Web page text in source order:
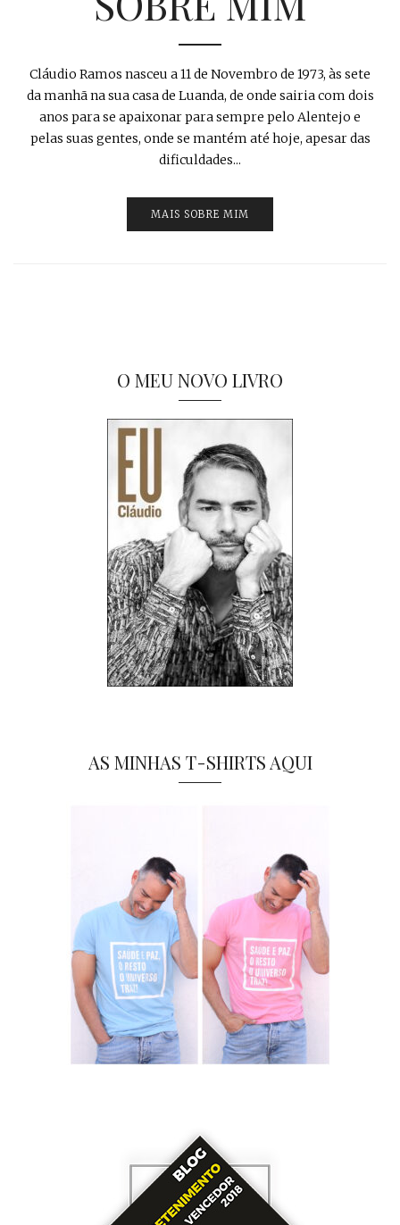
Cláudio Ramos nasceu a 11 de Novembro de 1973, às sete
da manhã na sua casa de Luanda, de onde sairia com dois
anos para se apaixonar para sempre pelo Alentejo e
pelas suas gentes, onde se mantém até hoje, apesar das
dificuldades...
MAIS SOBRE MIM
O MEU NOVO LIVRO
AS MINHAS T-SHIRTS AQUI